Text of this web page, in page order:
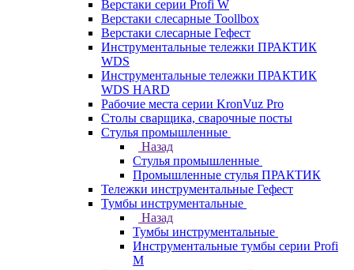
Верстаки серии Profi W
Верстаки слесарные Toollbox
Верстаки слесарные Гефест
Инструментальные тележки ПРАКТИК
WDS
Инструментальные тележки ПРАКТИК
WDS HARD
Рабочие места серии KronVuz Pro
Столы сварщика, сварочные посты
Стулья промышленные
Назад
Стулья промышленные
Промышленные стулья ПРАКТИК
Тележки инструментальные Гефест
Тумбы инструментальные
Назад
Тумбы инструментальные
Инструментальные тумбы серии Profi
M